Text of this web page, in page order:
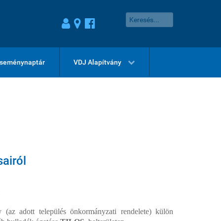
VDJ Alapítvány
adott település önkormányzati rendelete) külön